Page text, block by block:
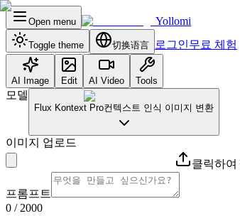
Open menu Yollomi
Toggle theme 切换语言 로그인무료 체험
AI Image Edit AI Video Tools
모델
Flux Kontext Pro컨텍스트 인식 이미지 변환
이미지 업로드
클릭하
프롬프트
0 / 2000